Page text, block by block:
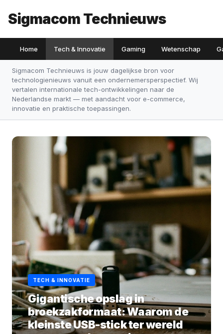
Sigmacom Technieuws
Home Tech & Innovatie Gaming Wetenschap
Sigmacom Technieuws is jouw dagelijkse bron voor
technologienieuws vanuit een ondernemersperspectief. Wij
vertalen internationale tech-ontwikkelingen naar de
Nederlandse markt — met aandacht voor e-commerce,
innovatie en praktische toepassingen.
TECH & INNOVATIE
Gigantische opslag in
broekzakformaat: Waarom de
kleinste USB-stick ter wereld